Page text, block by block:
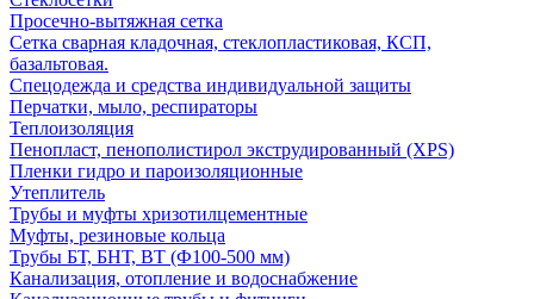
Просечно-вытяжная сетка
Сетка сварная кладочная, стеклопластиковая, КСП,
базальтовая.
Спецодежда и средства индивидуальной защиты
Перчатки, мыло, респираторы
Теплоизоляция
Пенопласт, пенополистирол экструдированный (XPS)
Пленки гидро и пароизоляционные
Утеплитель
Трубы и муфты хризотилцементные
Муфты, резиновые кольца
Трубы БТ, БНТ, ВТ (Ф100-500 мм)
Канализация, отопление и водоснабжение